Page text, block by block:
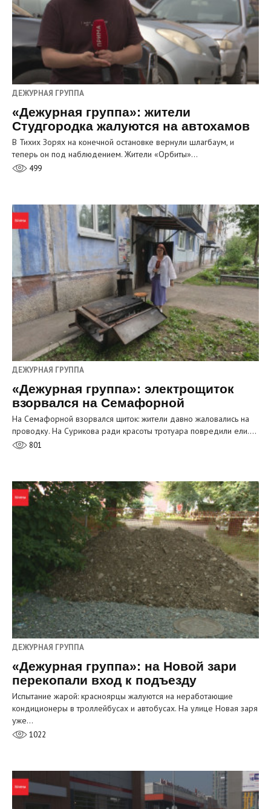
ДЕЖУРНАЯ ГРУППА
«Дежурная группа»: жители
Студгородка жалуются на автохамов
В Тихих Зорях на конечной остановке вернули шлагбаум, и
теперь он под наблюдением. Жители «Орбиты»…
499
ДЕЖУРНАЯ ГРУППА
«Дежурная группа»: электрощиток
взорвался на Семафорной
На Семафорной взорвался щиток: жители давно жаловались на
проводку. На Сурикова ради красоты тротуара повредили ели.…
801
ДЕЖУРНАЯ ГРУППА
«Дежурная группа»: на Новой зари
перекопали вход к подъезду
Испытание жарой: красноярцы жалуются на неработающие
кондиционеры в троллейбусах и автобусах. На улице Новая заря
уже…
1022